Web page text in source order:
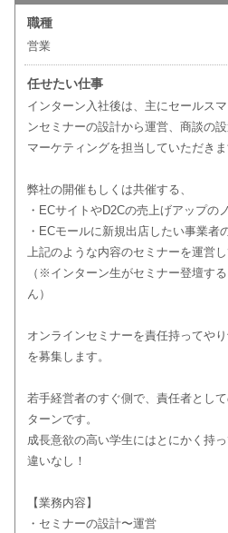
職種
営業
任せたい仕事
インターン入社後は、主にセールス
ンセミナーの設計から運営、商談の
マーケティングを担当していただきま
弊社の開催もしくは共催する、
・ECサイトやD2Cの売上げアップの
・ECモールに新規出店したい事業者
上記のような内容のセミナーを運営し
（※インターン生がセミナー登壇す
ん）
オンラインセミナーを責任持ってや
を募集します。
若手経営者のすぐ側で、責任者とし
ターンです。
成長意欲の高い学生にはとにかく持
違いなし！
【業務内容】
・セミナーの設計〜運営